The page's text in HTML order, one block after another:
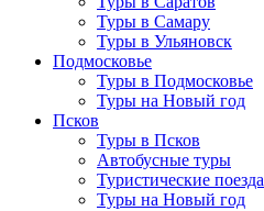
Туры в Самару
Туры в Ульяновск
Подмосковье
Туры в Подмосковье
Туры на Новый год
Псков
Туры в Псков
Автобусные туры
Туристические поезда
Туры на Новый год